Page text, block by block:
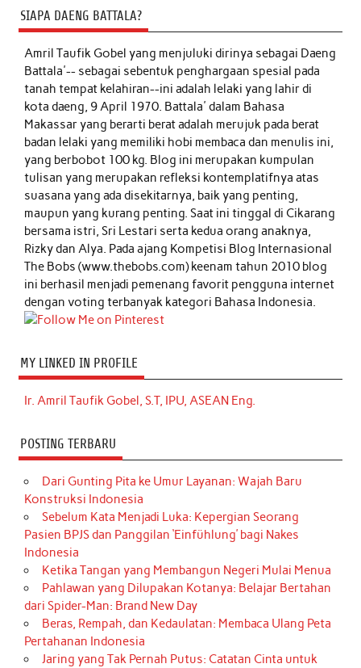
SIAPA DAENG BATTALA?
Amril Taufik Gobelyang menjuluki dirinya sebagai Daeng
Battala'-- sebagai sebentuk penghargaan spesial pada
tanah tempat kelahiran--ini adalah lelaki yang lahir di
kota daeng, 9 April 1970. Battala' dalam Bahasa
Makassar yang berarti berat adalah merujuk pada berat
badan lelaki yang memiliki hobi membaca dan menulis ini,
yang berbobot 100 kg. Blog ini merupakan kumpulan
tulisan yang merupakan refleksi kontemplatifnya atas
suasana yang ada disekitarnya, baik yang penting,
maupun yang kurang penting. Saat ini tinggal di Cikarang
bersama istri, Sri Lestari serta kedua orang anaknya,
Rizky dan Alya. Pada ajang Kompetisi Blog Internasional
The Bobs (www.thebobs.com) keenam tahun 2010 blog
ini berhasil menjadi pemenang favorit pengguna internet
dengan voting terbanyak kategori Bahasa Indonesia.
MY LINKED IN PROFILE
Ir. Amril Taufik Gobel, S.T, IPU, ASEAN Eng.
POSTING TERBARU
Dari Gunting Pita ke Umur Layanan: Wajah Baru
Konstruksi Indonesia
Sebelum Kata Menjadi Luka: Kepergian Seorang
Pasien BPJS dan Panggilan ‘Einfühlung’ bagi Nakes
Indonesia
Ketika Tangan yang Membangun Negeri Mulai Menua
Pahlawan yang Dilupakan Kotanya: Belajar Bertahan
dari Spider-Man: Brand New Day
Beras, Rempah, dan Kedaulatan: Membaca Ulang Peta
Pertahanan Indonesia
Jaring yang Tak Pernah Putus: Catatan Cinta untuk